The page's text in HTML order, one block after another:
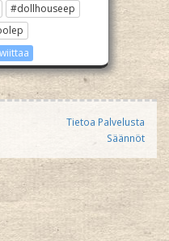
#dollhouseep
Tietoa Palvelusta
Säännöt